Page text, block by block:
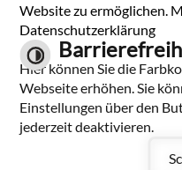
Impressum|Hilfe|Inhalt
Website zu ermöglichen.
Datenschutzerklärung
Hier können Sie die
Webseite erhöhen. Sie
Einstellungen über den
jederzeit deaktivieren.